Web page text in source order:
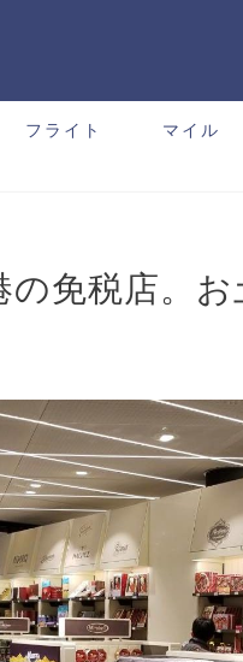
フライト マイル
の免税店。